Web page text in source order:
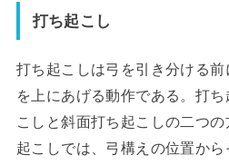
打ち起こし
打ち起こしは弓を引き分ける
を上にあげる動作である。打
こしと斜面打ち起こしの二つ
起こしでは、弓構えの位置か